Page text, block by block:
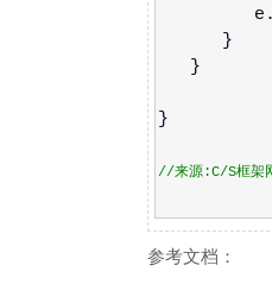
}
}
}
//来源:C/S框架
参考文档：